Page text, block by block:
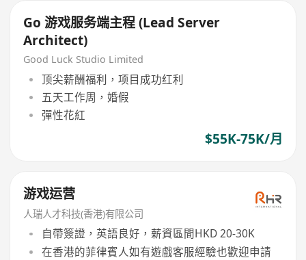
Go 游戏服务端主程 (Lead Server
Architect)
Good Luck Studio Limited
顶尖薪酬福利，项目成功红利
五天工作周，婚假
彈性花紅
$55K-75K/月
游戏运营
人瑞人才科技(香港)有限公司
自帶簽證，英語良好，薪資區間HKD 20-30K
在香港的菲律賓人如有遊戲客服經驗也歡迎申請